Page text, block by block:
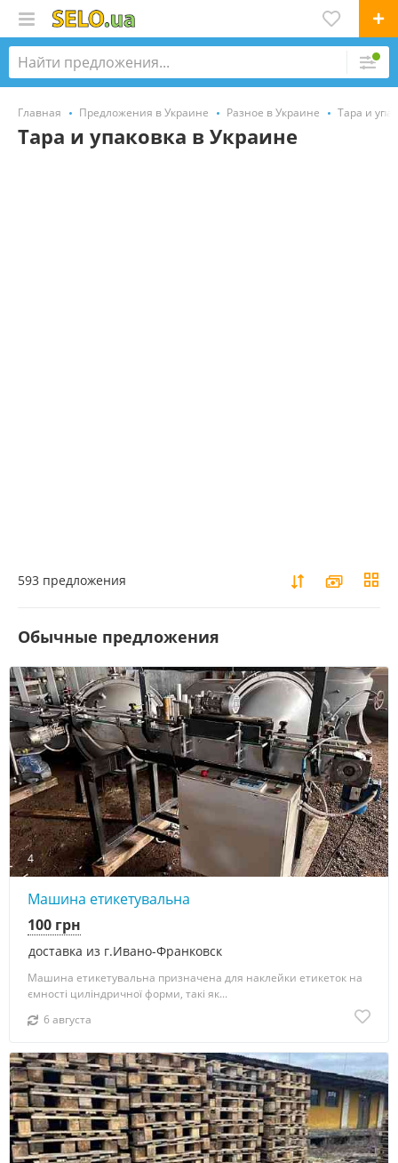
Главная Предложения в Украине Разное в Украине Тара и
Тара и упаковка в Украине
593 предложения
Обычные предложения
4
Машина етикетувальна
доставка из г.Ивано-Франковск
100 грн
Машина етикетувальна призначена для наклейки етикеток на
ємності циліндричної форми, такі як...
6 августа